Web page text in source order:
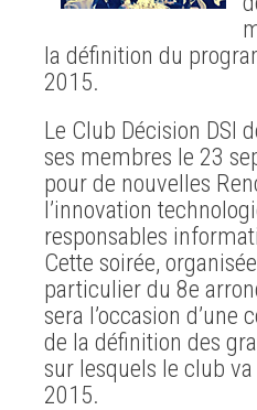
la définition du
2015.
Le Club Décision DSI
ses membres le 23
pour de nouvelles
l’innovation
responsables
Cette soirée,
particulier du 8e
sera l’occasion d’une
de la définition des
sur lesquels le club
2015.